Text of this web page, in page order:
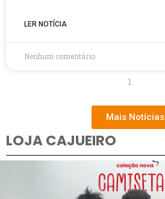
LER NOTÍCIA
Nenhum comentário
1
Mais Notícias
LOJA CAJUEIRO